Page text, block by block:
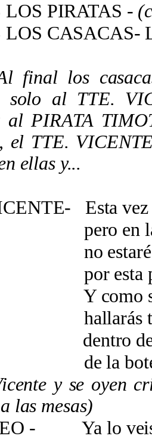
LOS PIRATAS -
LOS CASACAS-
final los
solo al TTE.
al PIRATA
el TTE.
ellas y...
Esta vez
en la
tu
de una
botella
y se oyen
las mesas)
- Ya lo veis